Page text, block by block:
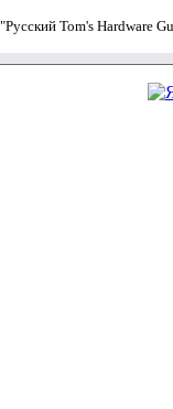
Tom's Hardware